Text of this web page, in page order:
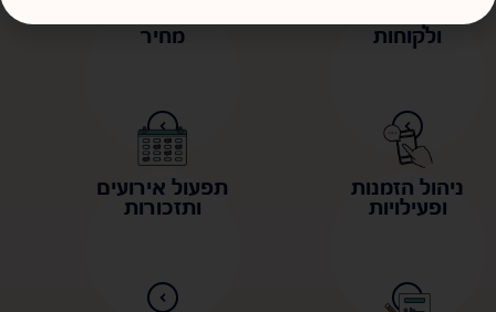
ולקוחות מחיר
ניהול הזמנות
ופעילויות
תפעול אירועים
ותזכורות